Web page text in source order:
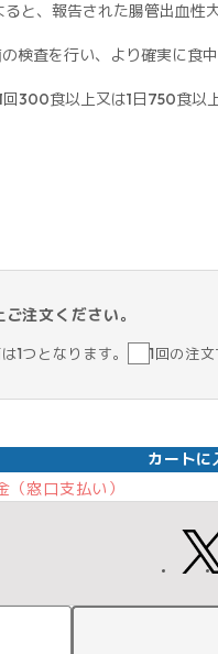
と、報告された腸管出血
検査を行い、より確実に食
300食以上又は1日750食以
注文ください。
1つとなります。 1回の注
カートに
窓口支払い）